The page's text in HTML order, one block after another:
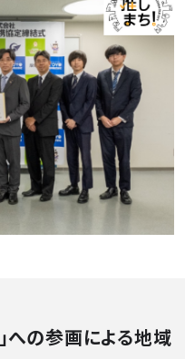
への参画による地域